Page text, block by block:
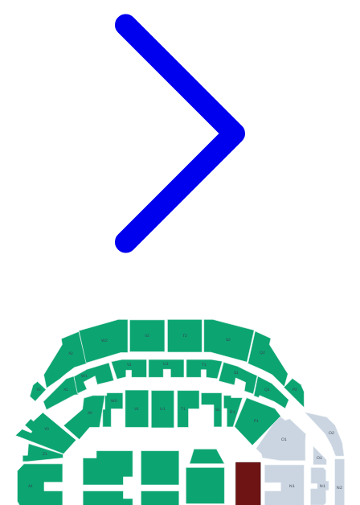
Y2
X2
W2
V2 T2
S2
Q2
P2
O2
N2
X1
W1
V1 U1 T1
S1
Q1
O1
N1
Z1
Y0
X0
W0
V1 U1 T1 S1
R1
O1
N1
P1
A1